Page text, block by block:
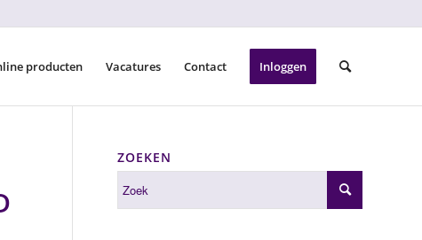
producten Vacatures Contact Inloggen
ZOEKEN